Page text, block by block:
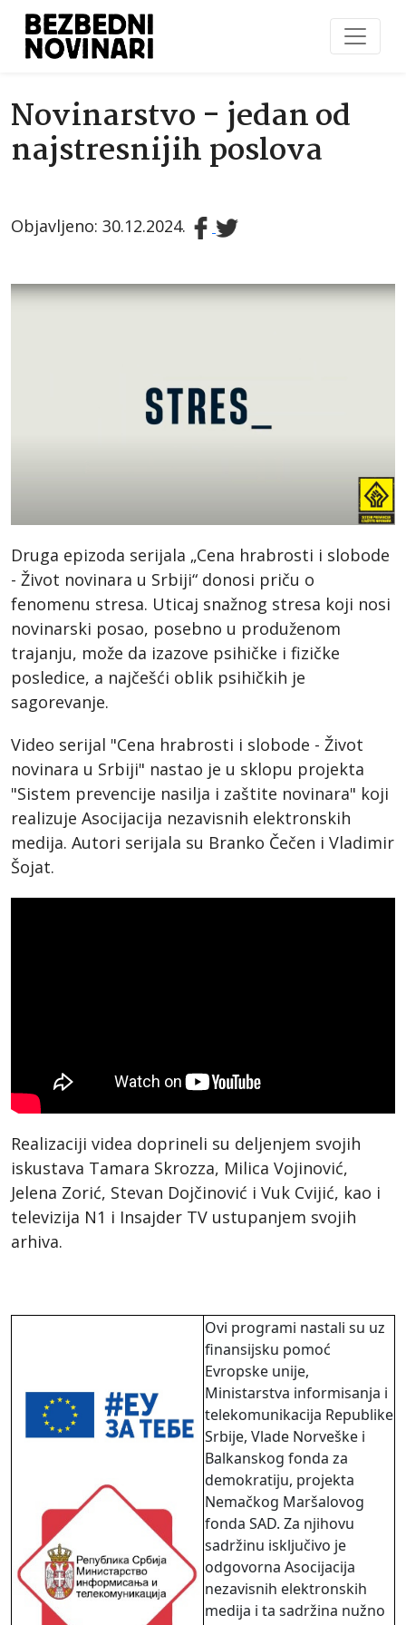
Novinarstvo - jedan od
najstresnijih poslova
Objavljeno: 30.12.2024.
Druga epizoda serijala „Cena hrabrosti i slobode
- Život novinara u Srbiji“ donosi priču o
fenomenu stresa. Uticaj snažnog stresa koji nosi
novinarski posao, posebno u produženom
trajanju, može da izazove psihičke i fizičke
posledice, a najčešći oblik psihičkih je
sagorevanje.
Video serijal "Cena hrabrosti i slobode - Život
novinara u Srbiji" nastao je u sklopu projekta
"Sistem prevencije nasilja i zaštite novinara" koji
realizuje Asocijacija nezavisnih elektronskih
medija. Autori serijala su Branko Čečen i Vladimir
Šojat.
Realizaciji videa doprineli su deljenjem svojih
iskustava Tamara Skrozza, Milica Vojinović,
Jelena Zorić, Stevan Dojčinović i Vuk Cvijić, kao i
televizija N1 i Insajder TV ustupanjem svojih
arhiva.
Ovi programi nastali su uz
finansijsku pomoć
Evropske unije,
Ministarstva informisanja i
telekomunikacija Republike
Srbije, Vlade Norveške i
Balkanskog fonda za
demokratiju, projekta
Nemačkog Maršalovog
fonda SAD. Za njihovu
sadržinu isključivo je
odgovorna Asocijacija
nezavisnih elektronskih
medija i ta sadržina nužno